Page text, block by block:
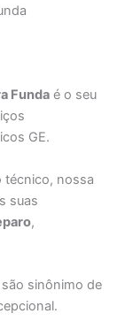
Funda é o seu
GE.
técnico, nossa
suas
,
sinônimo de